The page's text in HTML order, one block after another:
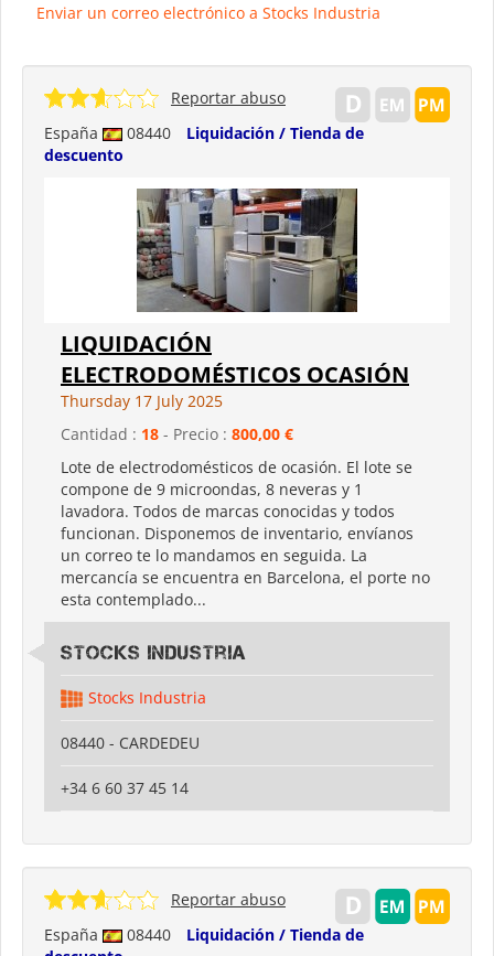
Enviar un correo electrónico a Stocks Industria
España 08440
Liquidación / Tienda de
descuento
Reportar abuso
LIQUIDACIÓN
ELECTRODOMÉSTICOS OCASIÓN
Thursday 17 July 2025
Cantidad : 18 - Precio : 800,00 €
Lote de electrodomésticos de ocasión. El lote se
compone de 9 microondas, 8 neveras y 1
lavadora. Todos de marcas conocidas y todos
funcionan. Disponemos de inventario, envíanos
un correo te lo mandamos en seguida. La
mercancía se encuentra en Barcelona, el porte no
esta contemplado...
Stocks Industria
Stocks Industria
08440 - CARDEDEU
+34 6 60 37 45 14
España 08440
Liquidación / Tienda de
Reportar abuso